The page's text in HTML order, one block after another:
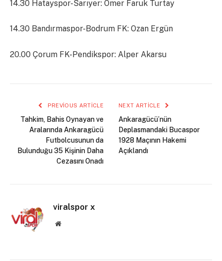
14.30 Hatayspor-Sarıyer: Ömer Faruk Turtay
14.30 Bandırmaspor-Bodrum FK: Ozan Ergün
20.00 Çorum FK-Pendikspor: Alper Akarsu
PREVIOUS ARTICLE
Tahkim, Bahis Oynayan ve
Aralarında Ankaragücü
Futbolcusunun da
Bulunduğu 35 Kişinin Daha
Cezasını Onadı
NEXT ARTICLE
Ankaragücü’nün
Deplasmandaki Bucaspor
1928 Maçının Hakemi
Açıklandı
viralspor x
Website